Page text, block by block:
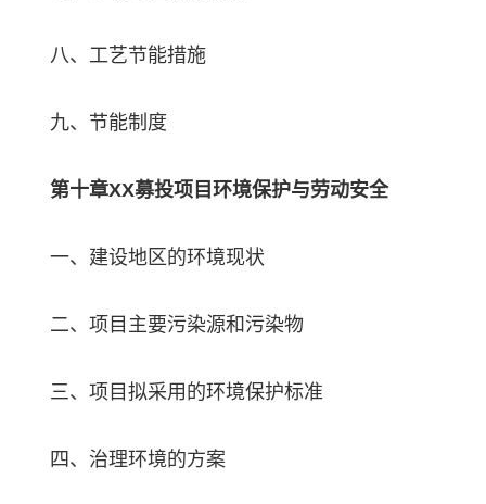
八、工艺节能措施
九、节能制度
第十章XX募投项目环境保护与劳动安全
一、建设地区的环境现状
二、项目主要污染源和污染物
三、项目拟采用的环境保护标准
四、治理环境的方案